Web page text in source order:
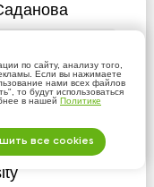
по сайту, анализу того,
Если вы нажимаете
нами всех файлов
то будут использоваться
в нашей Политике
все cookies